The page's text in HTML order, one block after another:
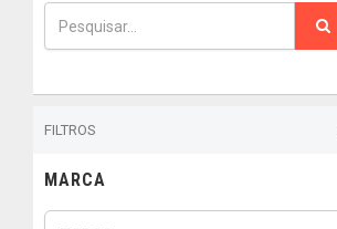
FILTROS
MARCA